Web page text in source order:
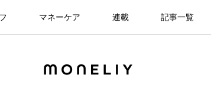
マネーケア 連載 記事一覧